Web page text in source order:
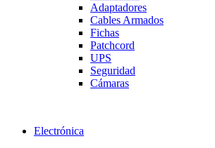
Adaptadores
Cables Armados
Fichas
Patchcord
UPS
Seguridad
Cámaras
Electrónica